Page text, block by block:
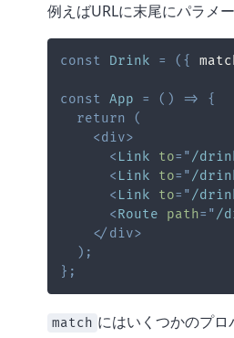
例えばURLに末尾にパラメ
const Drink = ( {
const App = ( ) =>
{
return
(
<div>
< Link to= "/
< Link to= "/
< Link to= "/
<Route path= "/
</ div>
) ;
} ;
match にはいくつかのプ